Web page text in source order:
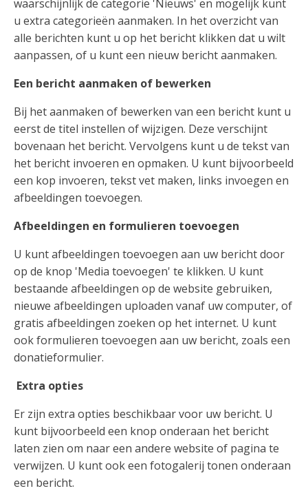
waarschijnlijk de categorie 'Nieuws' en mogelijk kunt
u extra categorieën aanmaken. In het overzicht van
alle berichten kunt u op het bericht klikken dat u wilt
aanpassen, of u kunt een nieuw bericht aanmaken.
Een bericht aanmaken of bewerken
Bij het aanmaken of bewerken van een bericht kunt u
eerst de titel instellen of wijzigen. Deze verschijnt
bovenaan het bericht. Vervolgens kunt u de tekst van
het bericht invoeren en opmaken. U kunt bijvoorbeeld
een kop invoeren, tekst vet maken, links invoegen en
afbeeldingen toevoegen.
Afbeeldingen en formulieren toevoegen
U kunt afbeeldingen toevoegen aan uw bericht door
op de knop 'Media toevoegen' te klikken. U kunt
bestaande afbeeldingen op de website gebruiken,
nieuwe afbeeldingen uploaden vanaf uw computer, of
gratis afbeeldingen zoeken op het internet. U kunt
ook formulieren toevoegen aan uw bericht, zoals een
donatieformulier.
Extra opties
Er zijn extra opties beschikbaar voor uw bericht. U
kunt bijvoorbeeld een knop onderaan het bericht
laten zien om naar een andere website of pagina te
verwijzen. U kunt ook een fotogalerij tonen onderaan
een bericht.